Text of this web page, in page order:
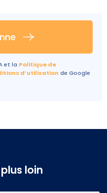
et la Politique de
d’utilisation de Google
loin